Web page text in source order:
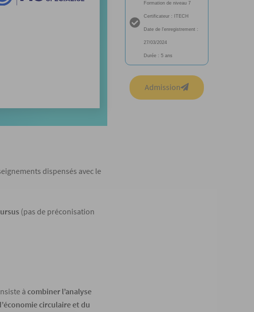
dispensés avec le
(pas de préconisation
àcombiner l’analyse
circulaire et du
Formation de niveau 7
Certificateur : ITECH
Date de l'enregistrement :
27/03/2024
Durée : 5 ans
Admission